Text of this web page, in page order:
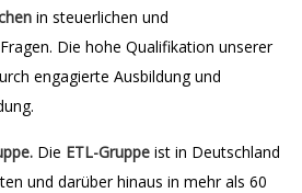
in steuerlichen und
Die hohe Qualifikation unserer
engagierte Ausbildung und
Die ETL-Gruppe ist in Deutschland
und darüber hinaus in mehr als 60